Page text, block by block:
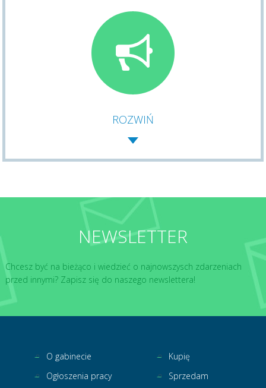
ROZWIŃ
NEWSLETTER
Chcesz być na bieżąco i wiedzieć o najnowszysch zdarzeniach
przed innymi? Zapisz się do naszego newslettera!
O gabinecie
Ogłoszenia pracy
Kupię
Sprzedam